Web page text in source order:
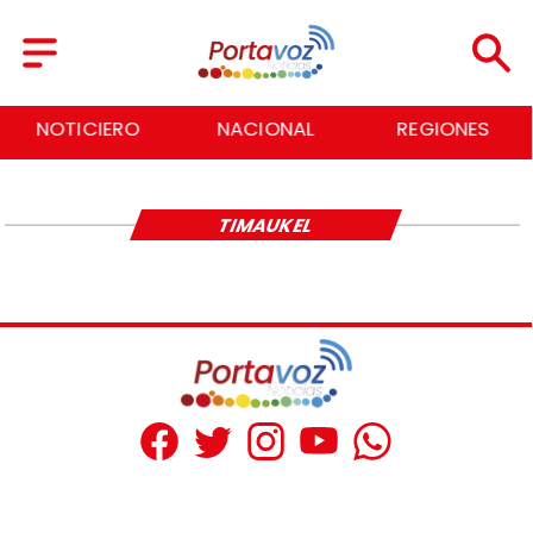
NOTICIERO NACIONAL REGIONES
TIMAUKEL